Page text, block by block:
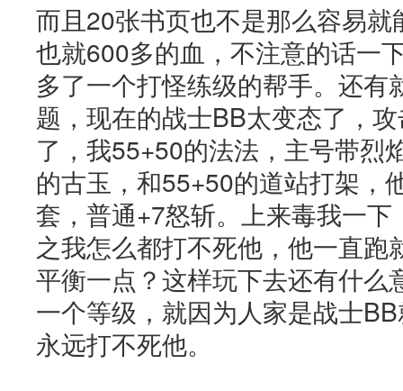
而且20张书页也不是那么容易
也就600多的血，不注意的话一
多了一个打怪练级的帮手。还有
题，现在的战士BB太变态了，
了，我55+50的法法，主号带烈
的古玉，和55+50的道站打架，
套，普通+7怒斩。上来毒我一
之我怎么都打不死他，他一直跑
平衡一点？这样玩下去还有什么
一个等级，就因为人家是战士
永远打不死他。